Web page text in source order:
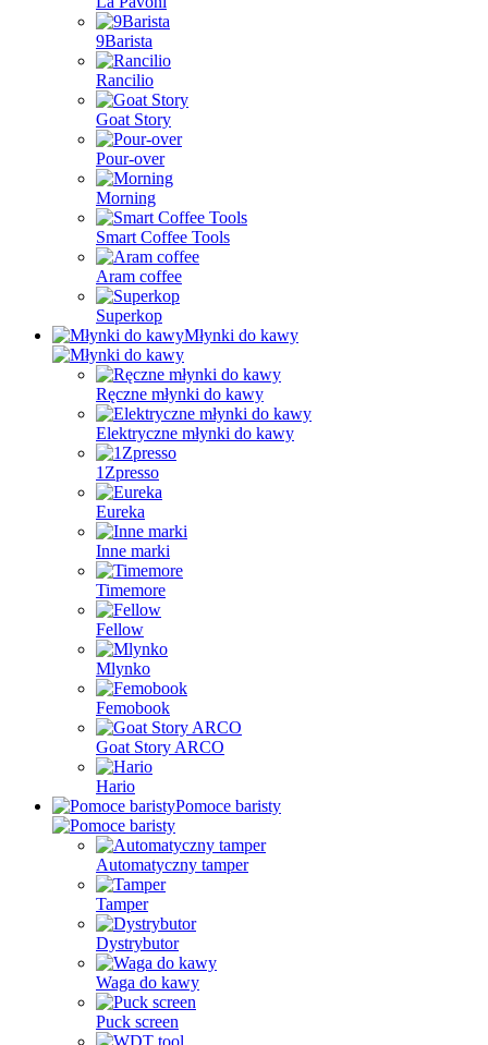
9Barista
Rancilio
Goat Story
Pour-over
Morning
Smart Coffee Tools
Aram coffee
Superkop
Młynki do kawy
Ręczne młynki do kawy
Elektryczne młynki do kawy
1Zpresso
Eureka
Inne marki
Timemore
Fellow
Mlynko
Femobook
Goat Story ARCO
Hario
Pomoce baristy
Automatyczny tamper
Tamper
Dystrybutor
Waga do kawy
Puck screen